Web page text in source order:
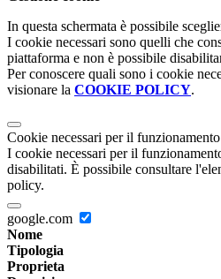
In questa schermata è possibile
I cookie necessari sono quelli che
piattaforma e non è possibile
Per conoscere quali sono i cookie
visionare la COOKIE POLICY.
Cookie necessari per il funzionamento
I cookie necessari per il
disabilitati. È possibile consultare
policy.
google.com
Nome
Tipologia
Proprieta